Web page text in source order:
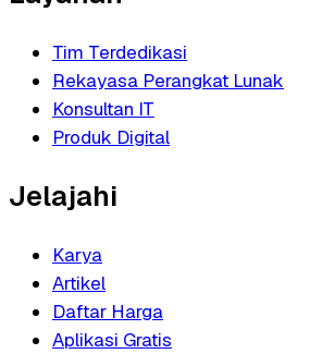
Tim Terdedikasi
Rekayasa Perangkat Lunak
Konsultan IT
Produk Digital
Jelajahi
Karya
Artikel
Daftar Harga
Aplikasi Gratis